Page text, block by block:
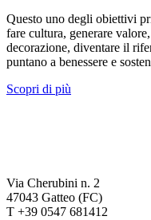
Questo uno degli obiettivi
fare cultura, generare
decorazione, diventare il
puntano a benessere e
Scopri di più
Via Cherubini n. 2
47043 Gatteo (FC)
T +39 0547 681412